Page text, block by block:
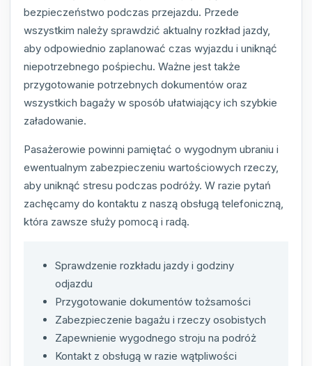
bezpieczeństwo podczas przejazdu. Przede
wszystkim należy sprawdzić aktualny rozkład jazdy,
aby odpowiednio zaplanować czas wyjazdu i uniknąć
niepotrzebnego pośpiechu. Ważne jest także
przygotowanie potrzebnych dokumentów oraz
wszystkich bagaży w sposób ułatwiający ich szybkie
załadowanie.
Pasażerowie powinni pamiętać o wygodnym ubraniu i
ewentualnym zabezpieczeniu wartościowych rzeczy,
aby uniknąć stresu podczas podróży. W razie pytań
zachęcamy do kontaktu z naszą obsługą telefoniczną,
która zawsze służy pomocą i radą.
Sprawdzenie rozkładu jazdy i godziny
odjazdu
Przygotowanie dokumentów tożsamości
Zabezpieczenie bagażu i rzeczy osobistych
Zapewnienie wygodnego stroju na podróż
Kontakt z obsługą w razie wątpliwości